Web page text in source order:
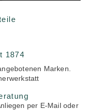
1874
Marken.
per E-Mail oder